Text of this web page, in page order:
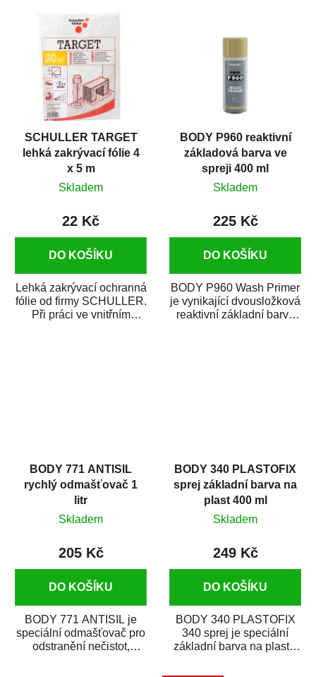
SCHULLER TARGET
lehká zakrývací fólie 4
x 5 m
Skladem
22 Kč
DO KOŠÍKU
Lehká zakrývací ochranná
fólie od firmy SCHULLER.
Při práci ve vnitřním
BODY P960 reaktivní
základová barva ve
spreji 400 ml
Skladem
225 Kč
DO KOŠÍKU
BODY P960 Wash Primer
je vynikající dvousložková
reaktivní základní barva
BODY 771 ANTISIL
rychlý odmašťovač 1
litr
Skladem
205 Kč
DO KOŠÍKU
BODY 771 ANTISIL je
speciální odmašťovač pro
odstranění nečistot,
BODY 340 PLASTOFIX
sprej základní barva na
plast 400 ml
Skladem
249 Kč
DO KOŠÍKU
BODY 340 PLASTOFIX
340 sprej je speciální
základní barva na plasty,
vrchních...